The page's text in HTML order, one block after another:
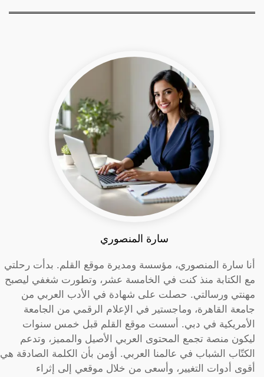
سارة المنصوري
أنا سارة المنصوري، مؤسسة ومديرة موقع القلم. بدأت رحلتي
مع الكتابة منذ كنت في الخامسة عشر، وتطورت شغفي ليصبح
مهنتي ورسالتي. حصلت على شهادة في الأدب العربي من
جامعة القاهرة، وماجستير في الإعلام الرقمي من الجامعة
الأمريكية في دبي. أسست موقع القلم قبل خمس سنوات
ليكون منصة تجمع المحتوى العربي الأصيل والمميز، وتدعم
الكتّاب الشباب في عالمنا العربي. أؤمن بأن الكلمة الصادقة هي
أقوى أدوات التغيير، وأسعى من خلال موقعي إلى إثراء